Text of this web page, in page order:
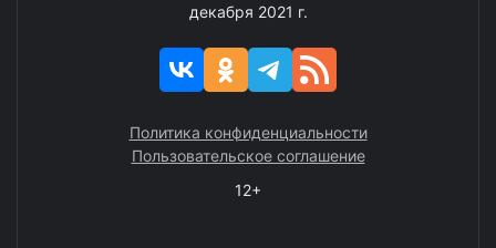
декабря 2021 г.
Политика конфиденциальности
Пользовательское соглашение
12+